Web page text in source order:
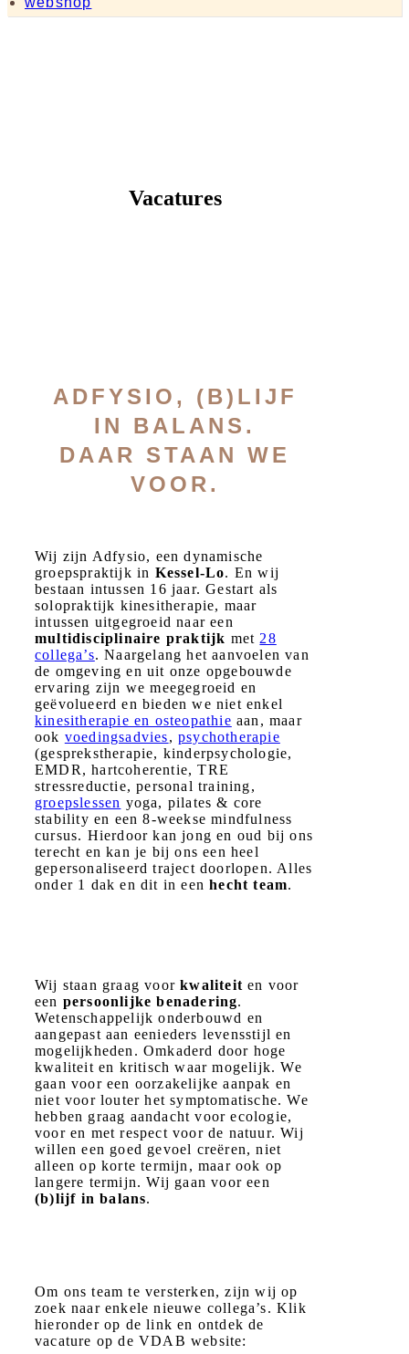
Vacatures
ADFYSIO, (B)LIJF
IN BALANS.
DAAR STAAN WE
VOOR.
Wij zijn Adfysio, een dynamische
groepspraktijk in Kessel-Lo. En wij
bestaan intussen 16 jaar. Gestart als
solopraktijk kinesitherapie, maar
intussen uitgegroeid naar een
multidisciplinaire praktijk met 28
collega’s. Naargelang het aanvoelen van
de omgeving en uit onze opgebouwde
ervaring zijn we meegegroeid en
geëvolueerd en bieden we niet enkel
kinesitherapie en osteopathie aan, maar
ook voedingsadvies,psychotherapie
(gesprekstherapie, kinderpsychologie,
EMDR, hartcoherentie, TRE
stressreductie, personal training,
groepslessen yoga, pilates & core
stability en een 8-weekse mindfulness
cursus. Hierdoor kan jong en oud bij ons
terecht en kan je bij ons een heel
gepersonaliseerd traject doorlopen. Alles
onder 1 dak en dit in eenhecht team.
Wij staan graag voorkwaliteit en voor
een persoonlijke benadering.
Wetenschappelijk onderbouwd en
aangepast aan eenieders levensstijl en
mogelijkheden. Omkaderd door hoge
kwaliteit en kritisch waar mogelijk. We
gaan voor een oorzakelijke aanpak en
niet voor louter het symptomatische. We
hebben graag aandacht voor ecologie,
voor en met respect voor de natuur. Wij
willen een goed gevoel creëren, niet
alleen op korte termijn, maar ook op
langere termijn. Wij gaan voor een
(b)lijf in balans.
Om ons team te versterken, zijn wij op
zoek naar enkele nieuwe collega’s. Klik
hieronder op de link en ontdek de
vacature op de VDAB website: